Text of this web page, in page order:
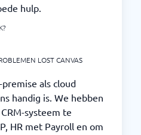
hulp.
LOST CANVAS
als cloud
handig is. We hebben
systeem te
HR met Payroll en om